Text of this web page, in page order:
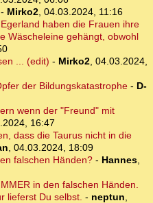
- Mirko2, 04.03.2024, 11:16
haben die Frauen ihre
Wäscheleine gehängt, obwohl
... (edit) - Mirko2, 04.03.2024,
der Bildungskatastrophe- D-
wenn der "Freund" mit
16:47
dass die Taurus nicht in die
, 04.03.2024, 18:09
falschen Händen?- Hannes,
in den falschen Händen.
lieferst Du selbst. - neptun,